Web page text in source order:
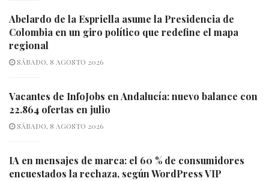
Abelardo de la Espriella asume la Presidencia de
Colombia en un giro político que redefine el mapa
regional
SÁBADO, 8 AGOSTO 2026
Vacantes de InfoJobs en Andalucía: nuevo balance con
22.864 ofertas en julio
SÁBADO, 8 AGOSTO 2026
IA en mensajes de marca: el 60 % de consumidores
encuestados la rechaza, según WordPress VIP